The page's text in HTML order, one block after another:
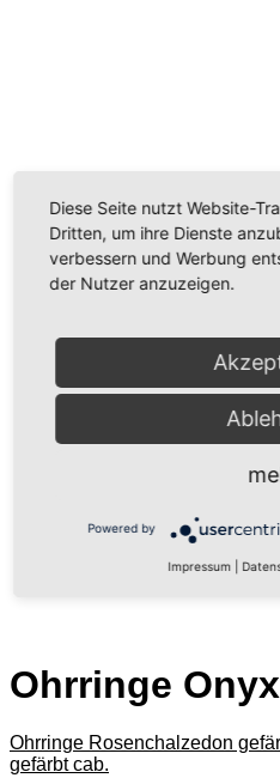
Videoinhalte einzubetten.
zu Ihren Aktivitäten
durch und stimmen Sie
um dieses
Mehr
Powered by
Ohrringe
Ohrringe Rosenchalzedon
gefärbt cab.
Diese Seite nutzt Website-
Dritten, um ihre Dienste
verbessern und Werbung
der Nutzer anzuzeigen.
Powered by
Impressum